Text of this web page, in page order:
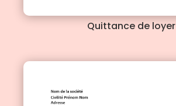
Quittance de loyer